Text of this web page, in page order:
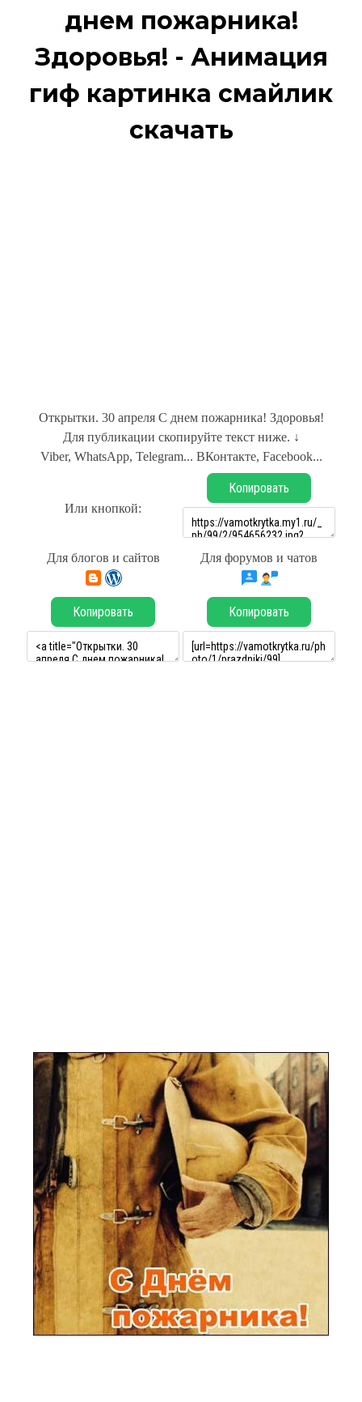
днем пожарника!
Здоровья! - Анимация
гиф картинка смайлик
скачать
Открытки. 30 апреля С днем пожарника! Здоровья!
Для публикации скопируйте текст ниже. ↓
Viber, WhatsApp, Telegram... ВКонтакте, Facebook...
Или кнопкой:
Копировать
Для блогов и сайтов Для форумов и чатов
Копировать Копировать